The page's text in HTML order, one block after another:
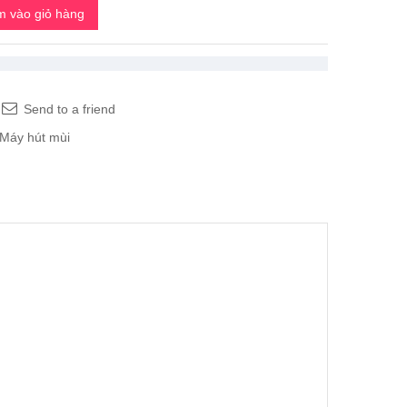
vào giỏ hàng
Send to a friend
Máy hút mùi